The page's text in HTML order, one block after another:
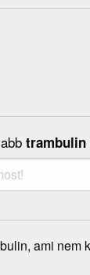
trambulin
ami nem